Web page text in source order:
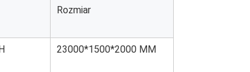
Rozmiar
23000*1500*2000 MM